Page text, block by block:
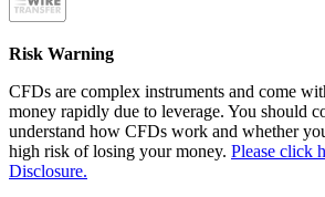
Risk Warning
CFDs are complex instruments and come
money rapidly due to leverage. You should
understand how CFDs work and whether
high risk of losing your money. Please click
Disclosure.